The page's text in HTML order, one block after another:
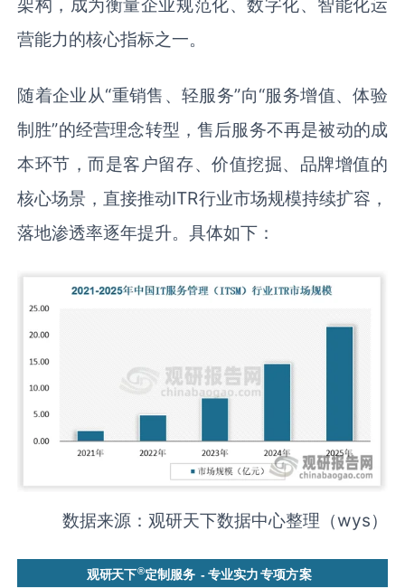
营能力的核心指标之一。
随着企业从“重销售、轻服务”向“服务增值、体验
制胜”的经营理念转型，售后服务不再是被动的成
本环节，而是客户留存、价值挖掘、品牌增值的
核心场景，直接推动ITR行业市场规模持续扩容，
落地渗透率逐年提升。具体如下：
数据来源：观研天下数据中心整理（wys）